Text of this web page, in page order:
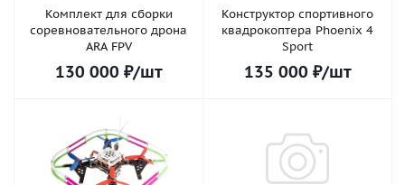
Комплект для сборки
соревновательного дрона
ARA FPV
130 000 ₽/шт
Конструктор спортивного
квадрокоптера Phoenix 4
Sport
135 000 ₽/шт